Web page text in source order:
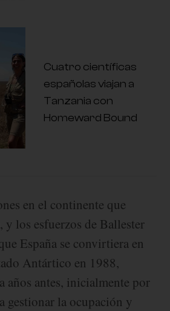
Cuatro científicas
españolas viajan a
Tanzania con
Homeward Bound
en el continente que
y los esfuerzos de Ballester
España se convirtiera en
Antártico en 1988,
años antes, inicialmente por
gestionar la ocupación y